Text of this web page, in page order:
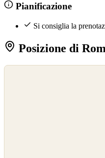
Pianificazione
Si consiglia la
Posizione di